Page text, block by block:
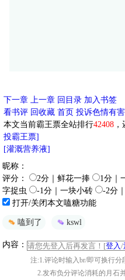
下一章 上一章 回目录 加入书签
看书评 回收藏 首页 投诉色情有害
本文当前霸王票全站排行42408
投霸王票]
[灌溉营养液]
昵称：
评分：
2分｜鲜花一捧 1分｜
字捉虫
-1分｜一块小砖
-2分
打开/关闭本文嗑糖功能
嗑到了 kswl
内容： 请您先登入后再发言！[登入 /
注:1.评论时输入br/即可换行分
2.发布负分评论消耗的月石